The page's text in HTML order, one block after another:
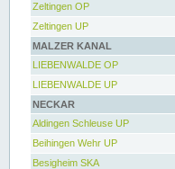
Zeltingen OP
Zeltingen UP
MALZER KANAL
LIEBENWALDE OP
LIEBENWALDE UP
NECKAR
Aldingen Schleuse UP
Beihingen Wehr UP
Besigheim SKA